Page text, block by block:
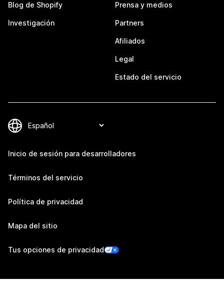
Blog de Shopify
Investigación
Prensa y medios
Partners
Afiliados
Legal
Estado del servicio
Inicio de sesión para desarrolladores
Términos del servicio
Política de privacidad
Mapa del sitio
Tus opciones de privacidad